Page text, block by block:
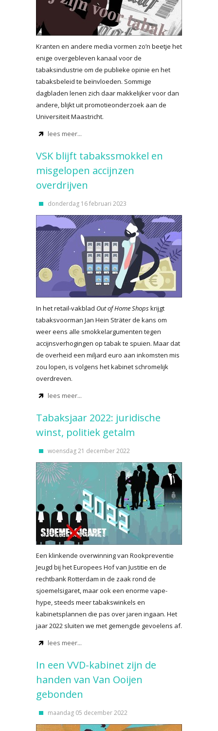
Kranten en andere media vormen zo’n beetje het
enige overgebleven kanaal voor de
tabaksindustrie om de publieke opinie en het
tabaksbeleid te beïnvloeden. Sommige
dagbladen lenen zich daar makkelijker voor dan
andere, blijkt uit promotieonderzoek aan de
Universiteit Maastricht.
lees meer...
VSK blijft tabakssmokkel en
misgelopen accijnzen
overdrijven
donderdag 16 februari 2023
In het retail-vakblad Out of Home Shopskrijgt
tabaksvoorman Jan Hein Sträter de kans om
weer eens alle smokkelargumenten tegen
accijnsverhogingen op tabak te spuien. Maar dat
de overheid een miljard euro aan inkomsten mis
zou lopen, is volgens het kabinet schromelijk
overdreven.
lees meer...
Tabaksjaar 2022: juridische
winst, politiek getalm
woensdag 21 december 2022
Een klinkende overwinning van Rookpreventie
Jeugd bij het Europees Hof van Justitie en de
rechtbank Rotterdam in de zaak rond de
sjoemelsigaret, maar ook een enorme vape-
hype, steeds meer tabakswinkels en
kabinetsplannen die pas over jaren ingaan. Het
jaar 2022 sluiten we met gemengde gevoelens af.
lees meer...
In een VVD-kabinet zijn de
handen van Van Ooijen
gebonden
maandag 05 december 2022